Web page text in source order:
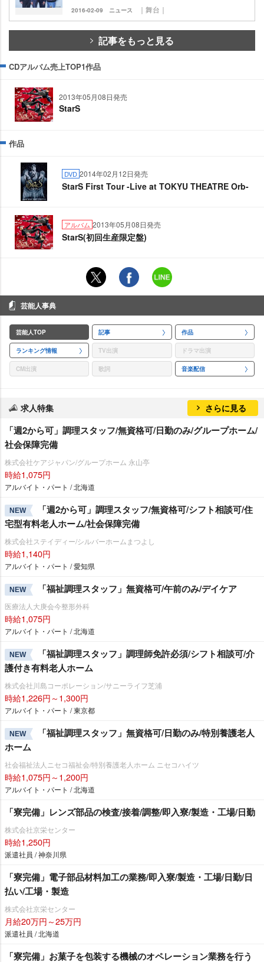
2016-02-09 ニュース ｜舞台｜
記事をもっと見る
CDアルバム売上TOP1作品
2013年05月08日発売
StarS
作品
DVD 2014年02月12日発売
StarS First Tour -Live at TOKYU THEATRE Orb-
アルバム 2013年05月08日発売
StarS(初回生産限定盤)
芸能人事典
芸能人TOP 記事 作品
ランキング情報 TV出演 ドラマ出演
CM出演 歌詞 音楽配信
求人特集 さらに見る
「週2から可」調理スタッフ/無資格可/日勤のみ/グループホーム/
社会保障完備
株式会社ケアジャパン/グループホーム 永山亭
時給1,075円
アルバイト・パート / 北海道
NEW
「週2から可」調理スタッフ/無資格可/シフト相談可/住
宅型有料老人ホーム/社会保障完備
株式会社ステイディー/シルバーホームまつよし
時給1,140円
アルバイト・パート / 愛知県
NEW 「福祉調理スタッフ」無資格可/午前のみ/デイケア
医療法人大庚会今整形外科
時給1,075円
アルバイト・パート / 北海道
NEW
「福祉調理スタッフ」調理師免許必須/シフト相談可/介
護付き有料老人ホーム
株式会社川島コーポレーション/サニーライフ芝浦
時給1,226円～1,300円
アルバイト・パート / 東京都
NEW
「福祉調理スタッフ」無資格可/日勤のみ/特別養護老人
ホーム
社会福祉法人ニセコ福祉会/特別養護老人ホーム ニセコハイツ
時給1,075円～1,200円
アルバイト・パート / 北海道
「寮完備」レンズ部品の検査/接着/調整/即入寮/製造・工場/日勤
株式会社京栄センター
時給1,250円
派遣社員 / 神奈川県
「寮完備」電子部品材料加工の業務/即入寮/製造・工場/日勤/日
払い/工場・製造
株式会社京栄センター
月給20万円～25万円
派遣社員 / 北海道
「寮完備」お菓子を包装する機械のオペレーション業務を行う